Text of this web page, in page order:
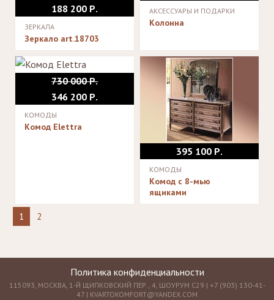
188 200 Р.
ЗЕРКАЛА
Зеркало art.18703
АКСЕССУАРЫ И ПОДАРКИ
Колонна
730 000 Р.
346 200 Р.
КОМОДЫ
Комод Elettra
395 100 Р.
КОМОДЫ
Комод с 8-мью
ящиками
1 2
Политика конфиденциальности
115093, МОСКВА, 1-Й ЩИПКОВСКИЙ ПЕР., 4, ШОУРУМ С29 | +7 (903) 130-41-
47 | KVARTOKOMFORT@YANDEX.COM